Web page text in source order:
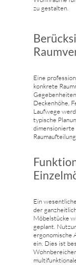
zu gestalten.
Eine
konkrete
Deckenhöhe,
Laufwege
typische
Ein
der
Möbelstücke
geplant.
ergonomische
ein. Dies ist